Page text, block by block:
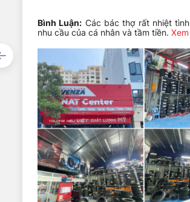
Bình Luận: Các bác thợ rất nhiệt
nhu cầu của cá nhân và tầm tiền.